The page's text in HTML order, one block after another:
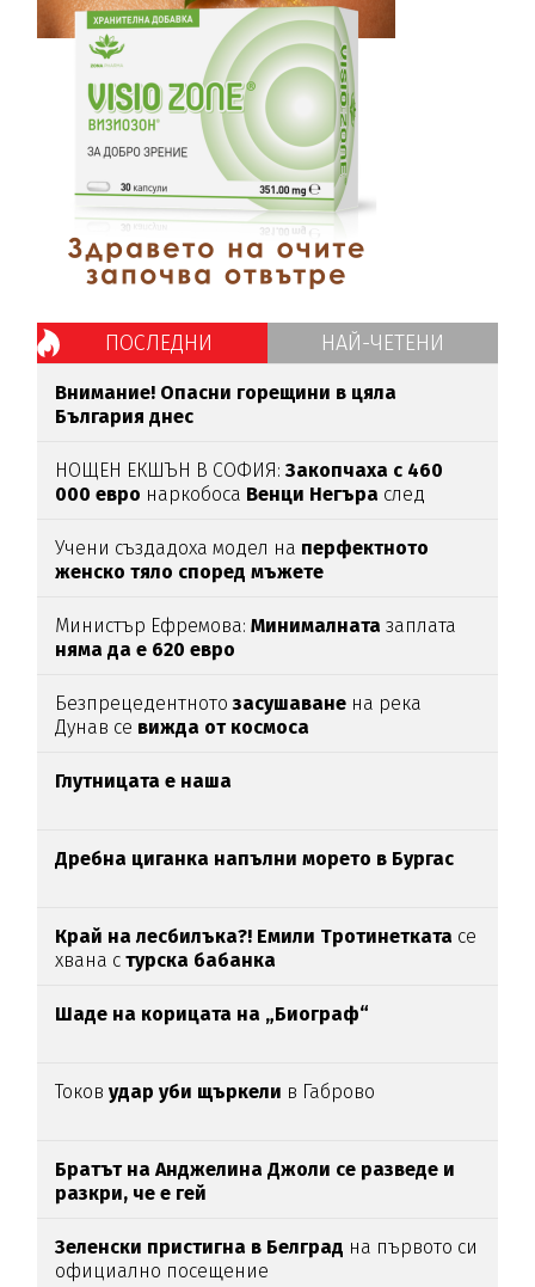
ПОСЛЕДНИ НАЙ-ЧЕТЕНИ
Внимание! Опасни горещини в цяла
България днес
НОЩЕН ЕКШЪН В СОФИЯ:Закопчаха с 460
000 евро наркобоса Венци Негъра след
Учени създадоха модел на перфектното
женско тяло според мъжете
Министър Ефремова:Минималната заплата
няма да е 620 евро
Безпрецедентнотозасушаване на река
Дунав се вижда от космоса
Глутницата е наша
Дребна циганка напълни морето в Бургас
Край на лесбилъка?! Емили Тротинетката се
хвана с турска бабанка
Шаде на корицата на „Биограф“
Токовудар уби щъркели в Габрово
Братът на Анджелина Джоли се разведе и
разкри, че е гей
Зеленски пристигна в Белград на първото си
официално посещение